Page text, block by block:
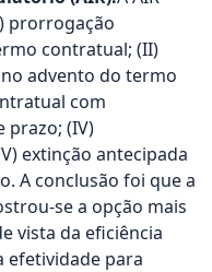
prorrogação
contratual; (II)
advento do termo
com
prazo; (IV)
extinção antecipada
A conclusão foi que a
se a opção mais
vista da eficiência
efetividade para